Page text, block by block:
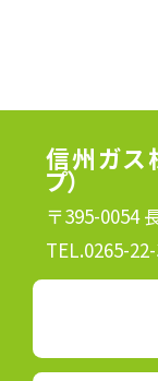
信州ガス
プ）
〒395-0054
TEL.0265-